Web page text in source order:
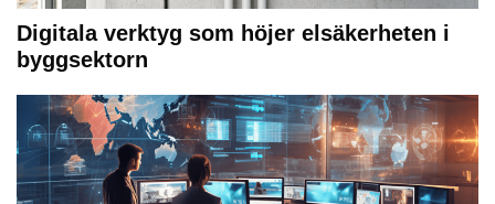
Digitala verktyg som höjer elsäkerheten i
byggsektorn